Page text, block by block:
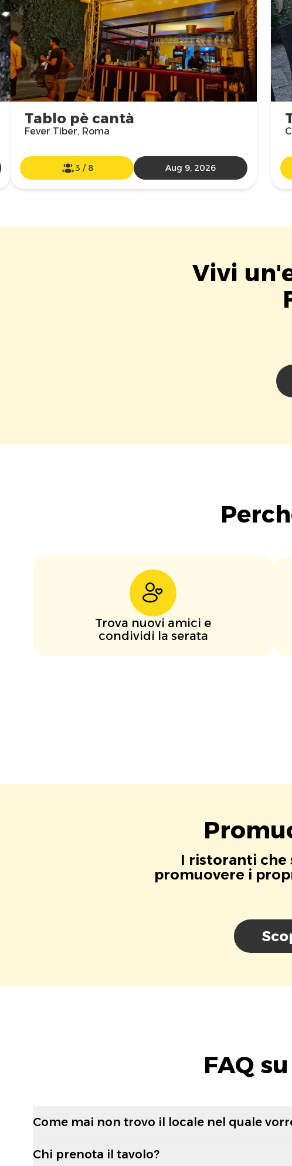
Tablo pè cantà
Fever Tiber, Roma
3 / 8 Aug 9, 2026
Vivi
Trova nuovi amici e
condividi la serata
I ristoranti che
promuovere i
FAQ
Come mai non trovo il locale nel quale
Chi prenota il tavolo?